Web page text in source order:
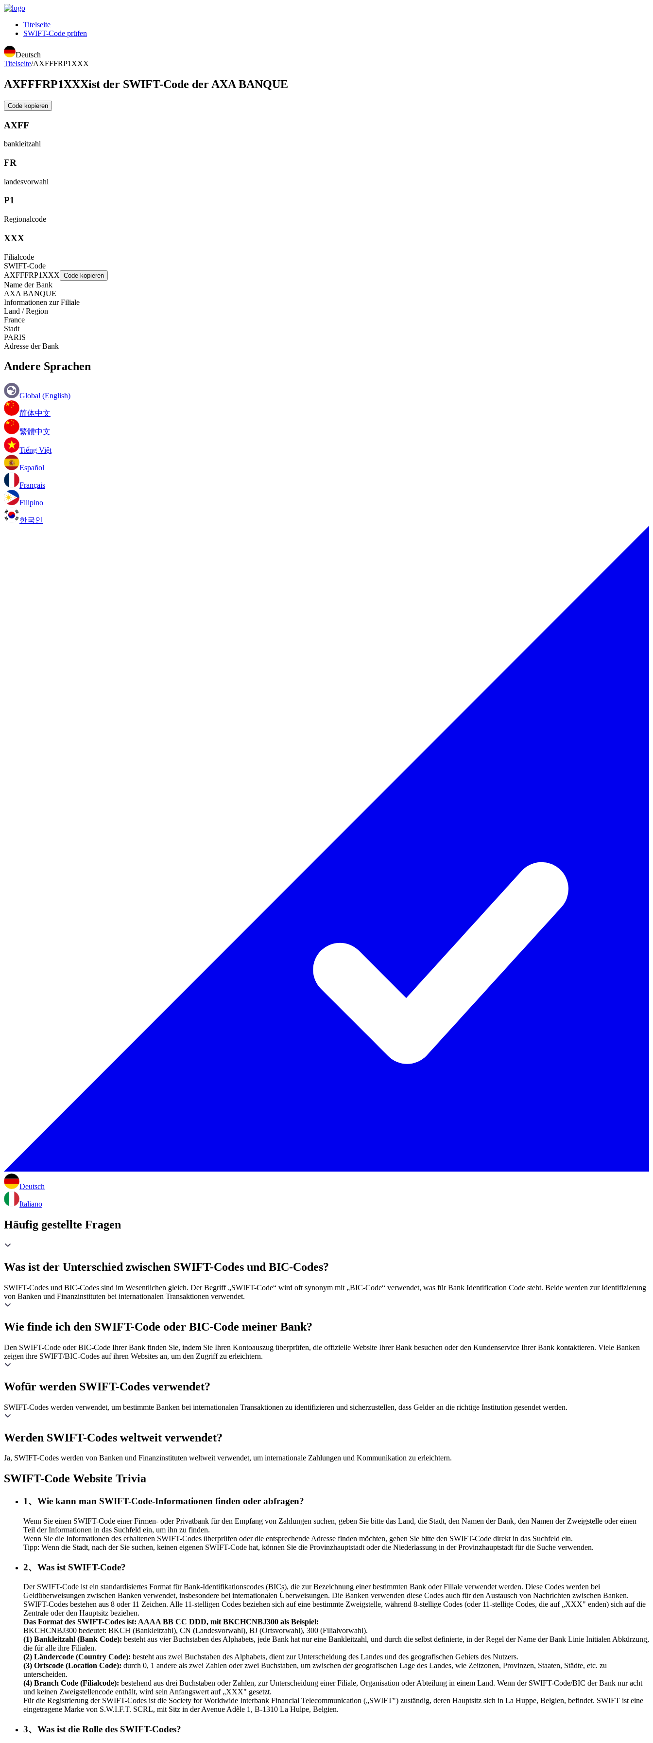
Titelseite
SWIFT-Code prüfen
Deutsch
Titelseite/AXFFFRP1XXX
AXFFFRP1XXXist der SWIFT-Code der AXA BANQUE
Code kopieren
AXFF
bankleitzahl
FR
landesvorwahl
P1
Regionalcode
XXX
Filialcode
SWIFT-Code
AXFFFRP1XXX Code kopieren
Name der Bank
AXA BANQUE
Informationen zur Filiale
Land / Region
France
Stadt
PARIS
Adresse der Bank
Andere Sprachen
Global (English)
简体中文
繁體中文
Tiếng Việt
Español
Français
Filipino
한국인
Deutsch
Italiano
Häufig gestellte Fragen
Was ist der Unterschied zwischen SWIFT-Codes und BIC-Codes?
SWIFT-Codes und BIC-Codes sind im Wesentlichen gleich. Der Begriff „SWIFT-Code“ wird oft synonym mit „BIC-Code“ verwendet, was für Bank Identification Code steht. Beide werden zur Identifizierung
von Banken und Finanzinstituten bei internationalen Transaktionen verwendet.
Wie finde ich den SWIFT-Code oder BIC-Code meiner Bank?
Den SWIFT-Code oder BIC-Code Ihrer Bank finden Sie, indem Sie Ihren Kontoauszug überprüfen, die offizielle Website Ihrer Bank besuchen oder den Kundenservice Ihrer Bank kontaktieren. Viele Banken
zeigen ihre SWIFT/BIC-Codes auf ihren Websites an, um den Zugriff zu erleichtern.
Wofür werden SWIFT-Codes verwendet?
SWIFT-Codes werden verwendet, um bestimmte Banken bei internationalen Transaktionen zu identifizieren und sicherzustellen, dass Gelder an die richtige Institution gesendet werden.
Werden SWIFT-Codes weltweit verwendet?
Ja, SWIFT-Codes werden von Banken und Finanzinstituten weltweit verwendet, um internationale Zahlungen und Kommunikation zu erleichtern.
SWIFT-Code Website Trivia
1、Wie kann man SWIFT-Code-Informationen finden oder abfragen?
Wenn Sie einen SWIFT-Code einer Firmen- oder Privatbank für den Empfang von Zahlungen suchen, geben Sie bitte das Land, die Stadt, den Namen der Bank, den Namen der Zweigstelle oder einen
Teil der Informationen in das Suchfeld ein, um ihn zu finden.
Wenn Sie die Informationen des erhaltenen SWIFT-Codes überprüfen oder die entsprechende Adresse finden möchten, geben Sie bitte den SWIFT-Code direkt in das Suchfeld ein.
Tipp: Wenn die Stadt, nach der Sie suchen, keinen eigenen SWIFT-Code hat, können Sie die Provinzhauptstadt oder die Niederlassung in der Provinzhauptstadt für die Suche verwenden.
2、Was ist SWIFT-Code?
Der SWIFT-Code ist ein standardisiertes Format für Bank-Identifikationscodes (BICs), die zur Bezeichnung einer bestimmten Bank oder Filiale verwendet werden. Diese Codes werden bei
Geldüberweisungen zwischen Banken verwendet, insbesondere bei internationalen Überweisungen. Die Banken verwenden diese Codes auch für den Austausch von Nachrichten zwischen Banken.
SWIFT-Codes bestehen aus 8 oder 11 Zeichen. Alle 11-stelligen Codes beziehen sich auf eine bestimmte Zweigstelle, während 8-stellige Codes (oder 11-stellige Codes, die auf „XXX" enden) sich auf die
Zentrale oder den Hauptsitz beziehen.
Das Format des SWIFT-Codes ist: AAAA BB CC DDD, mit BKCHCNBJ300 als Beispiel:
BKCHCNBJ300 bedeutet: BKCH (Bankleitzahl), CN (Landesvorwahl), BJ (Ortsvorwahl), 300 (Filialvorwahl).
(1) Bankleitzahl (Bank Code): besteht aus vier Buchstaben des Alphabets, jede Bank hat nur eine Bankleitzahl, und durch die selbst definierte, in der Regel der Name der Bank Linie Initialen Abkürzung,
die für alle ihre Filialen.
(2) Ländercode (Country Code): besteht aus zwei Buchstaben des Alphabets, dient zur Unterscheidung des Landes und des geografischen Gebiets des Nutzers.
(3) Ortscode (Location Code): durch 0, 1 andere als zwei Zahlen oder zwei Buchstaben, um zwischen der geografischen Lage des Landes, wie Zeitzonen, Provinzen, Staaten, Städte, etc. zu
unterscheiden.
(4) Branch Code (Filialcode): bestehend aus drei Buchstaben oder Zahlen, zur Unterscheidung einer Filiale, Organisation oder Abteilung in einem Land. Wenn der SWIFT-Code/BIC der Bank nur acht
und keinen Zweigstellencode enthält, wird sein Anfangswert auf „XXX" gesetzt.
Für die Registrierung der SWIFT-Codes ist die Society for Worldwide Interbank Financial Telecommunication („SWIFT") zuständig, deren Hauptsitz sich in La Huppe, Belgien, befindet. SWIFT ist eine
eingetragene Marke von S.W.I.F.T. SCRL, mit Sitz in der Avenue Adèle 1, B-1310 La Hulpe, Belgien.
3、Was ist die Rolle des SWIFT-Codes?